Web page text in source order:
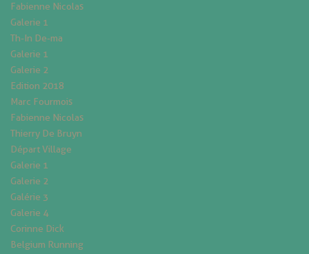
Fabienne Nicolas
Galerie 1
Th-In De-ma
Galerie 1
Galerie 2
Edition 2018
Marc Fourmois
Fabienne Nicolas
Thierry De Bruyn
Départ Village
Galerie 1
Galerie 2
Galérie 3
Galerie 4
Corinne Dick
Belgium Running